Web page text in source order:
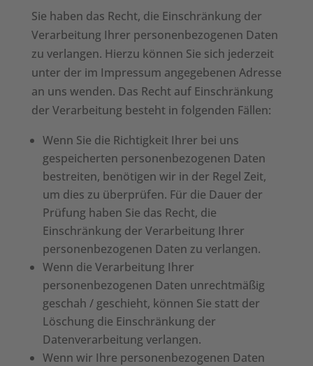
Sie haben das Recht, die Einschränkung der
Verarbeitung Ihrer personenbezogenen Daten
zu verlangen. Hierzu können Sie sich jederzeit
unter der im Impressum angegebenen Adresse
an uns wenden. Das Recht auf Einschränkung
der Verarbeitung besteht in folgenden Fällen:
Wenn Sie die Richtigkeit Ihrer bei uns
gespeicherten personenbezogenen Daten
bestreiten, benötigen wir in der Regel Zeit,
um dies zu überprüfen. Für die Dauer der
Prüfung haben Sie das Recht, die
Einschränkung der Verarbeitung Ihrer
personenbezogenen Daten zu verlangen.
Wenn die Verarbeitung Ihrer
personenbezogenen Daten unrechtmäßig
geschah / geschieht, können Sie statt der
Löschung die Einschränkung der
Datenverarbeitung verlangen.
Wenn wir Ihre personenbezogenen Daten